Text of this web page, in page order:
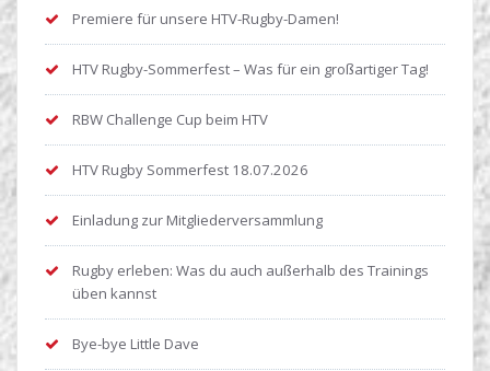
Premiere für unsere HTV-Rugby-Damen!
HTV Rugby-Sommerfest – Was für ein großartiger Tag!
RBW Challenge Cup beim HTV
HTV Rugby Sommerfest 18.07.2026
Einladung zur Mitgliederversammlung
Rugby erleben: Was du auch außerhalb des Trainings
üben kannst
Bye-bye Little Dave